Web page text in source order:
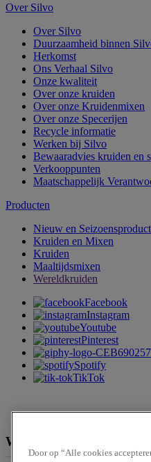
Over Silvo
Over Silvo
Duurzaamheid binnen
Herkomst
Ons Verhaal Silvo
Onze kwaliteit
Over onze kruiden
Over onze Kruidenmixen
Over onze Specerijen
Recycle informatie
Werken bij Silvo
Bewaaradvies kruiden en
Verkooppunten
Maatschappelijk
Producten
Nieuw en
Kruiden en Mixen
Kruiden
Maaltijdsmixen
Wereldkruiden
Facebook
Instagram
Youtube
Pinterest
Spotify
TikTok
We zijn te verkrijgen bij
Door op “Alle cookies